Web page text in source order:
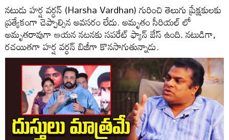
నటుడు హర్ష వర్ధన్ (Harsha Vardhan) గురించి తెలుగు ప్రేక్షకులకు
ప్రత్యేకంగా చెప్పాల్సిన అవసరం లేదు. అమృతం సీరియల్ లో
అమృతరావుగా ఆయన నటనకు సపరేట్ ఫ్యాన్ బేస్ ఉంది. నటుడిగా,
రచయితగా హర్ష వర్ధన్ బిజీగా కొనసాగుతున్నాడు.